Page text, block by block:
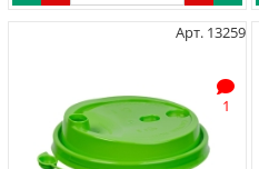
Арт. 13259
1